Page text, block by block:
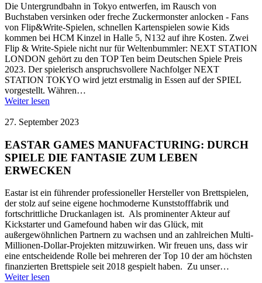
Die Untergrundbahn in Tokyo entwerfen, im Rausch von
Buchstaben versinken oder freche Zuckermonster anlocken - Fans
von Flip&Write-Spielen, schnellen Kartenspielen sowie Kids
kommen bei HCM Kinzel in Halle 5, N132 auf ihre Kosten. Zwei
Flip & Write-Spiele nicht nur für Weltenbummler: NEXT STATION
LONDON gehört zu den TOP Ten beim Deutschen Spiele Preis
2023. Der spielerisch anspruchsvollere Nachfolger NEXT
STATION TOKYO wird jetzt erstmalig in Essen auf der SPIEL
vorgestellt. Währen…
Weiter lesen
27. September 2023
EASTAR GAMES MANUFACTURING: DURCH
SPIELE DIE FANTASIE ZUM LEBEN
ERWECKEN
Eastar ist ein führender professioneller Hersteller von Brettspielen,
der stolz auf seine eigene hochmoderne Kunststofffabrik und
fortschrittliche Druckanlagen ist. Als prominenter Akteur auf
Kickstarter und Gamefound haben wir das Glück, mit
außergewöhnlichen Partnern zu wachsen und an zahlreichen Multi-
Millionen-Dollar-Projekten mitzuwirken. Wir freuen uns, dass wir
eine entscheidende Rolle bei mehreren der Top 10 der am höchsten
finanzierten Brettspiele seit 2018 gespielt haben. Zu unser…
Weiter lesen